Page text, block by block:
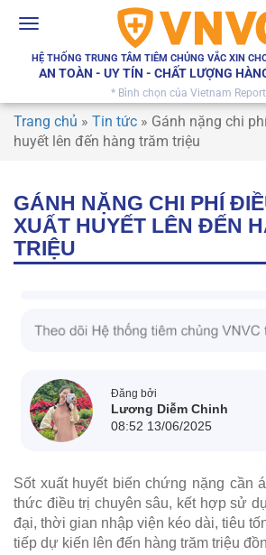
Toggle
HỆ THỐNG TRUNG TÂM TIÊM CHỦNG VẮC XIN
AN TOÀN - UY TÍN - CHẤT LƯỢNG
* Bình chọn của Vietnam
Trang chủ » Tin tức » Gánh nặng chi
huyết lên đến hàng trăm triệu
GÁNH NẶNG CHI PHÍ
XUẤT HUYẾT LÊN ĐẾN
TRIỆU
Đăng bởi
Lương Diễm Chinh
08:52 13/06/2025
Sốt xuất huyết biến chứng nặng cần
thức điều trị chuyên sâu, kết hợp sử
đại, thời gian nhập viện kéo dài, tiêu
tiếp dự kiến lên đến hàng trăm triệu